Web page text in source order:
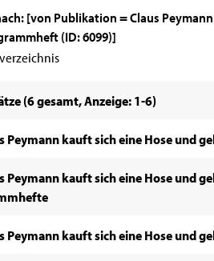
[von Publikation = Claus
(ID: 6099)]
(6 gesamt, Anzeige: 1-6)
Peymann kauft sich eine Hose und
Peymann kauft sich eine Hose und
Peymann kauft sich eine Hose und